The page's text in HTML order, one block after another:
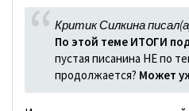
Критик Силкина
По этой теме ИТОГИ
пустая писанина НЕ по
продолжается? Может